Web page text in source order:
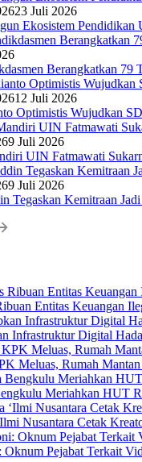
23 Juli 2026
Ekosistem Pendidikan
Berangkatkan 79
12 Juli 2026
Optimistis Wujudkan
9 Juli 2026
UIN Fatmawati
9 Juli 2026
Tegaskan Kemitraan
Entitas Keuangan
Infrastruktur Digital
Meluas, Rumah
Meriahkan HUT
Nusantara Cetak
Pejabat Terkait